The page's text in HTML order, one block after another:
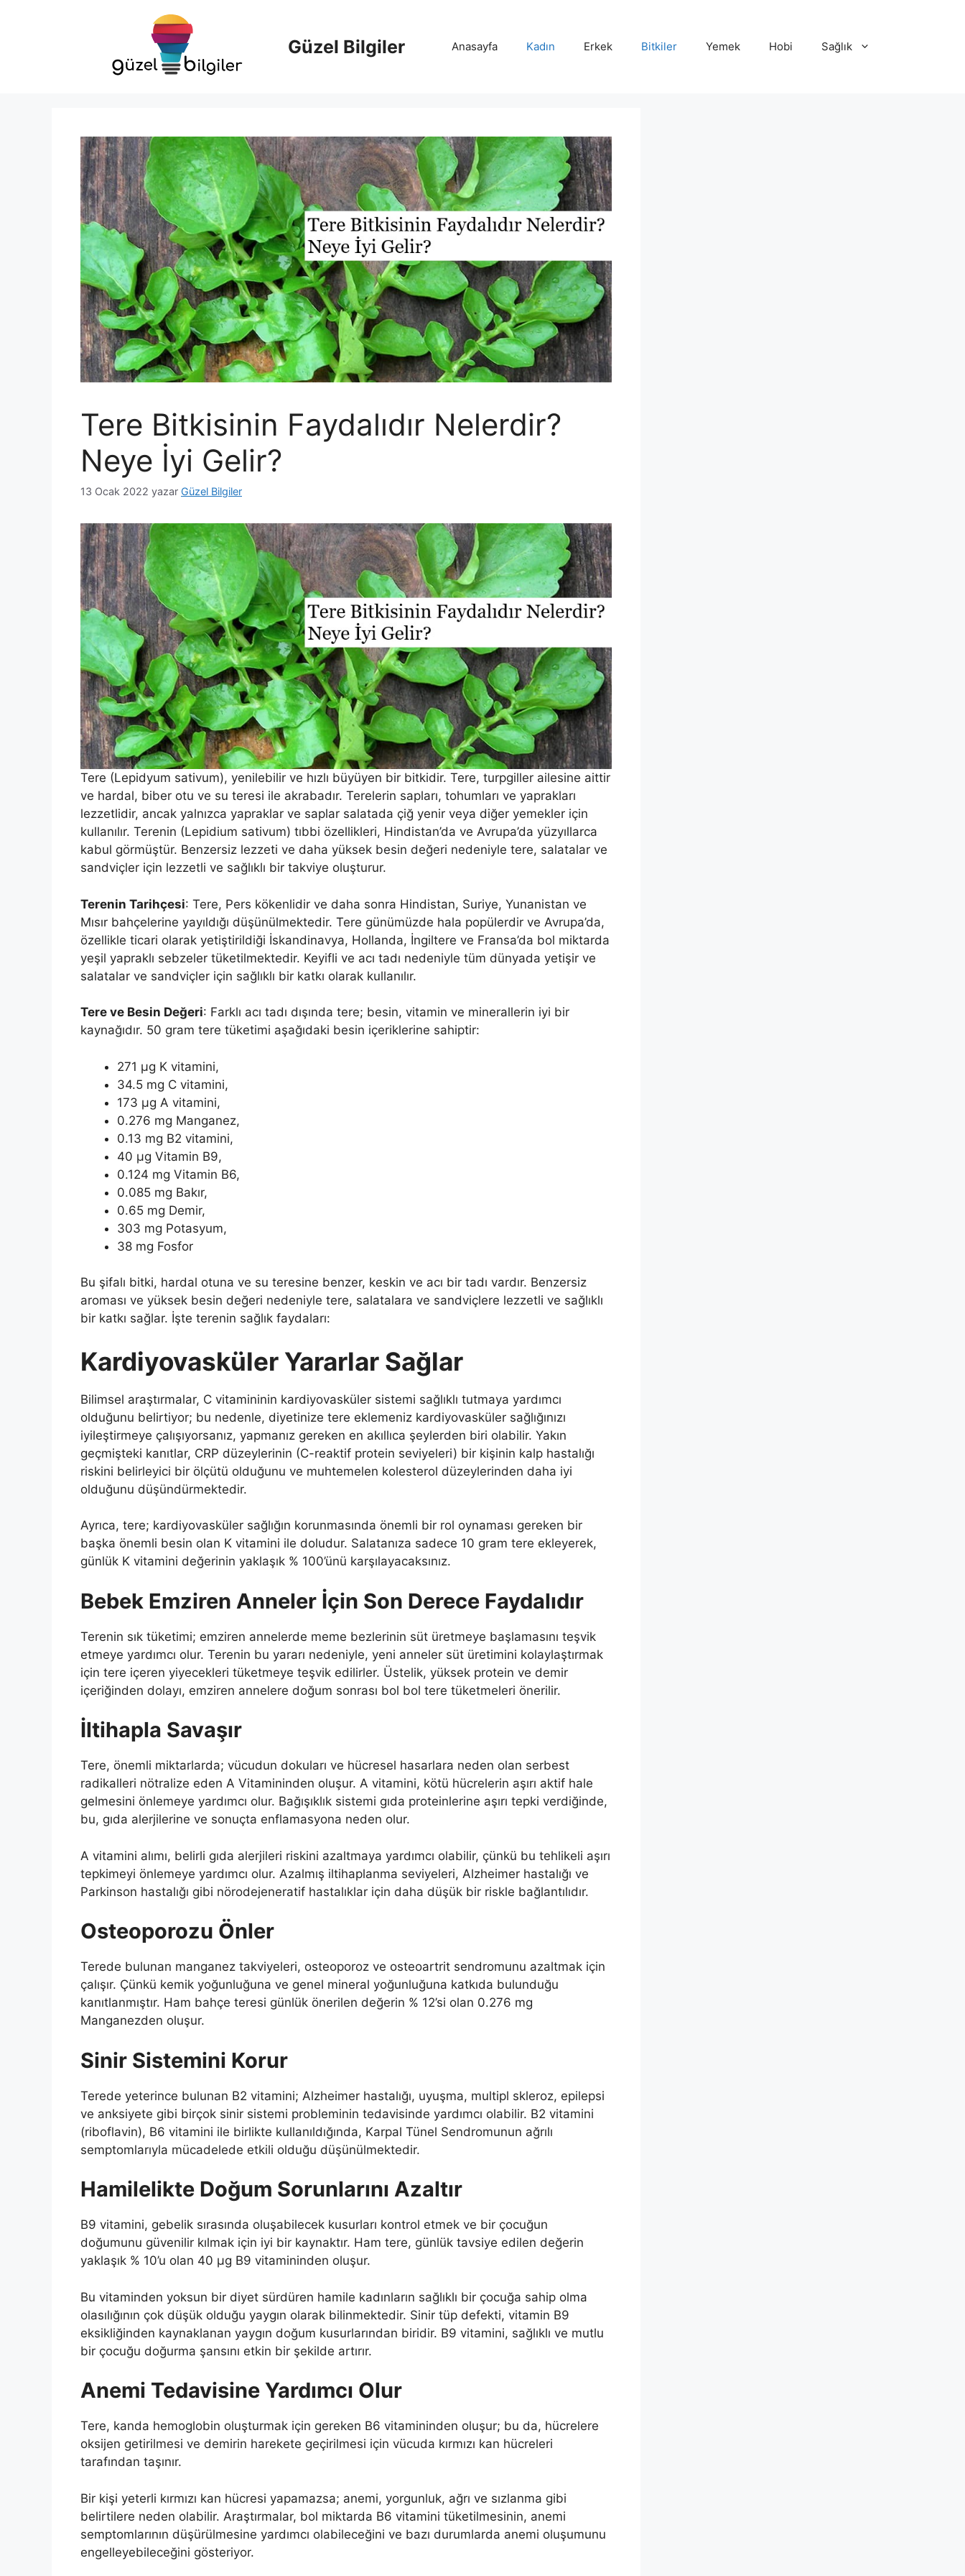
Güzel Bilgiler Anasayfa Kadın Erkek Bitkiler Yemek Hobi Sağlık
Tere Bitkisinin Faydalıdır Nelerdir?
Neye İyi Gelir?
13 Ocak 2022 yazar Güzel Bilgiler
Tere (Lepidyum sativum), yenilebilir ve hızlı büyüyen bir bitkidir. Tere, turpgiller ailesine aittir
ve hardal, biber otu ve su teresi ile akrabadır. Terelerin sapları, tohumları ve yaprakları
lezzetlidir, ancak yalnızca yapraklar ve saplar salatada çiğ yenir veya diğer yemekler için
kullanılır. Terenin (Lepidium sativum) tıbbi özellikleri, Hindistan’da ve Avrupa’da yüzyıllarca
kabul görmüştür. Benzersiz lezzeti ve daha yüksek besin değeri nedeniyle tere, salatalar ve
sandviçler için lezzetli ve sağlıklı bir takviye oluşturur.
Terenin Tarihçesi: Tere, Pers kökenlidir ve daha sonra Hindistan, Suriye, Yunanistan ve
Mısır bahçelerine yayıldığı düşünülmektedir. Tere günümüzde hala popülerdir ve Avrupa’da,
özellikle ticari olarak yetiştirildiği İskandinavya, Hollanda, İngiltere ve Fransa’da bol miktarda
yeşil yapraklı sebzeler tüketilmektedir. Keyifli ve acı tadı nedeniyle tüm dünyada yetişir ve
salatalar ve sandviçler için sağlıklı bir katkı olarak kullanılır.
Tere ve Besin Değeri: Farklı acı tadı dışında tere; besin, vitamin ve minerallerin iyi bir
kaynağıdır. 50 gram tere tüketimi aşağıdaki besin içeriklerine sahiptir:
271 μg K vitamini,
34.5 mg C vitamini,
173 μg A vitamini,
0.276 mg Manganez,
0.13 mg B2 vitamini,
40 μg Vitamin B9,
0.124 mg Vitamin B6,
0.085 mg Bakır,
0.65 mg Demir,
303 mg Potasyum,
38 mg Fosfor
Bu şifalı bitki, hardal otuna ve su teresine benzer, keskin ve acı bir tadı vardır. Benzersiz
aroması ve yüksek besin değeri nedeniyle tere, salatalara ve sandviçlere lezzetli ve sağlıklı
bir katkı sağlar. İşte terenin sağlık faydaları:
Kardiyovasküler Yararlar Sağlar
Bilimsel araştırmalar, C vitamininin kardiyovasküler sistemi sağlıklı tutmaya yardımcı
olduğunu belirtiyor; bu nedenle, diyetinize tere eklemeniz kardiyovasküler sağlığınızı
iyileştirmeye çalışıyorsanız, yapmanız gereken en akıllıca şeylerden biri olabilir. Yakın
geçmişteki kanıtlar, CRP düzeylerinin (C-reaktif protein seviyeleri) bir kişinin kalp hastalığı
riskini belirleyici bir ölçütü olduğunu ve muhtemelen kolesterol düzeylerinden daha iyi
olduğunu düşündürmektedir.
Ayrıca, tere; kardiyovasküler sağlığın korunmasında önemli bir rol oynaması gereken bir
başka önemli besin olan K vitamini ile doludur. Salatanıza sadece 10 gram tere ekleyerek,
günlük K vitamini değerinin yaklaşık % 100’ünü karşılayacaksınız.
Bebek Emziren Anneler İçin Son Derece Faydalıdır
Terenin sık tüketimi; emziren annelerde meme bezlerinin süt üretmeye başlamasını teşvik
etmeye yardımcı olur. Terenin bu yararı nedeniyle, yeni anneler süt üretimini kolaylaştırmak
için tere içeren yiyecekleri tüketmeye teşvik edilirler. Üstelik, yüksek protein ve demir
içeriğinden dolayı, emziren annelere doğum sonrası bol bol tere tüketmeleri önerilir.
İltihapla Savaşır
Tere, önemli miktarlarda; vücudun dokuları ve hücresel hasarlara neden olan serbest
radikalleri nötralize eden A Vitamininden oluşur. A vitamini, kötü hücrelerin aşırı aktif hale
gelmesini önlemeye yardımcı olur. Bağışıklık sistemi gıda proteinlerine aşırı tepki verdiğinde,
bu, gıda alerjilerine ve sonuçta enflamasyona neden olur.
A vitamini alımı, belirli gıda alerjileri riskini azaltmaya yardımcı olabilir, çünkü bu tehlikeli aşırı
tepkimeyi önlemeye yardımcı olur. Azalmış iltihaplanma seviyeleri, Alzheimer hastalığı ve
Parkinson hastalığı gibi nörodejeneratif hastalıklar için daha düşük bir riskle bağlantılıdır.
Osteoporozu Önler
Terede bulunan manganez takviyeleri, osteoporoz ve osteoartrit sendromunu azaltmak için
çalışır. Çünkü kemik yoğunluğuna ve genel mineral yoğunluğuna katkıda bulunduğu
kanıtlanmıştır. Ham bahçe teresi günlük önerilen değerin % 12’si olan 0.276 mg
Manganezden oluşur.
Sinir Sistemini Korur
Terede yeterince bulunan B2 vitamini; Alzheimer hastalığı, uyuşma, multipl skleroz, epilepsi
ve anksiyete gibi birçok sinir sistemi probleminin tedavisinde yardımcı olabilir. B2 vitamini
(riboflavin), B6 vitamini ile birlikte kullanıldığında, Karpal Tünel Sendromunun ağrılı
semptomlarıyla mücadelede etkili olduğu düşünülmektedir.
Hamilelikte Doğum Sorunlarını Azaltır
B9 vitamini, gebelik sırasında oluşabilecek kusurları kontrol etmek ve bir çocuğun
doğumunu güvenilir kılmak için iyi bir kaynaktır. Ham tere, günlük tavsiye edilen değerin
yaklaşık % 10’u olan 40 μg B9 vitamininden oluşur.
Bu vitaminden yoksun bir diyet sürdüren hamile kadınların sağlıklı bir çocuğa sahip olma
olasılığının çok düşük olduğu yaygın olarak bilinmektedir. Sinir tüp defekti, vitamin B9
eksikliğinden kaynaklanan yaygın doğum kusurlarından biridir. B9 vitamini, sağlıklı ve mutlu
bir çocuğu doğurma şansını etkin bir şekilde artırır.
Anemi Tedavisine Yardımcı Olur
Tere, kanda hemoglobin oluşturmak için gereken B6 vitamininden oluşur; bu da, hücrelere
oksijen getirilmesi ve demirin harekete geçirilmesi için vücuda kırmızı kan hücreleri
tarafından taşınır.
Bir kişi yeterli kırmızı kan hücresi yapamazsa; anemi, yorgunluk, ağrı ve sızlanma gibi
belirtilere neden olabilir. Araştırmalar, bol miktarda B6 vitamini tüketilmesinin, anemi
semptomlarının düşürülmesine yardımcı olabileceğini ve bazı durumlarda anemi oluşumunu
engelleyebileceğini gösteriyor.